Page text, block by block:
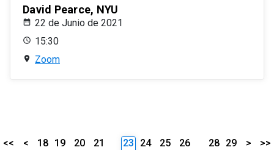
David Pearce, NYU
22 de Junio de 2021
15:30
Zoom
<< < 18 19 20
21
23 24 25
26
28 29 > >>